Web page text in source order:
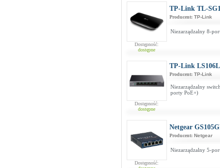
Dostępność:
dostępne
TP-Link TL-
Producent: TP-Link
Niezarządzalny 8-
Dostępność:
dostępne
TP-Link
Producent: TP-Link
Niezarządzalny
porty PoE+)
Dostępność:
Netgear
Producent: Netgear
Niezarządzalny 5-